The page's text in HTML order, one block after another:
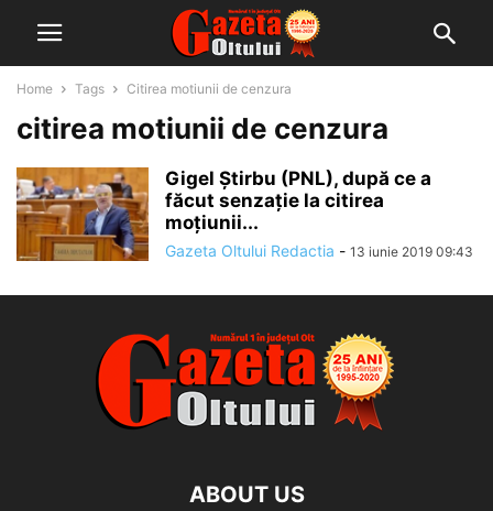
Home Tags Citirea motiunii de cenzura
citirea motiunii de cenzura
Gigel Ştirbu (PNL), după ce a
făcut senzaţie la citirea
moţiunii...
Gazeta Oltului Redactia - 13 iunie 2019 09:43
ABOUT US